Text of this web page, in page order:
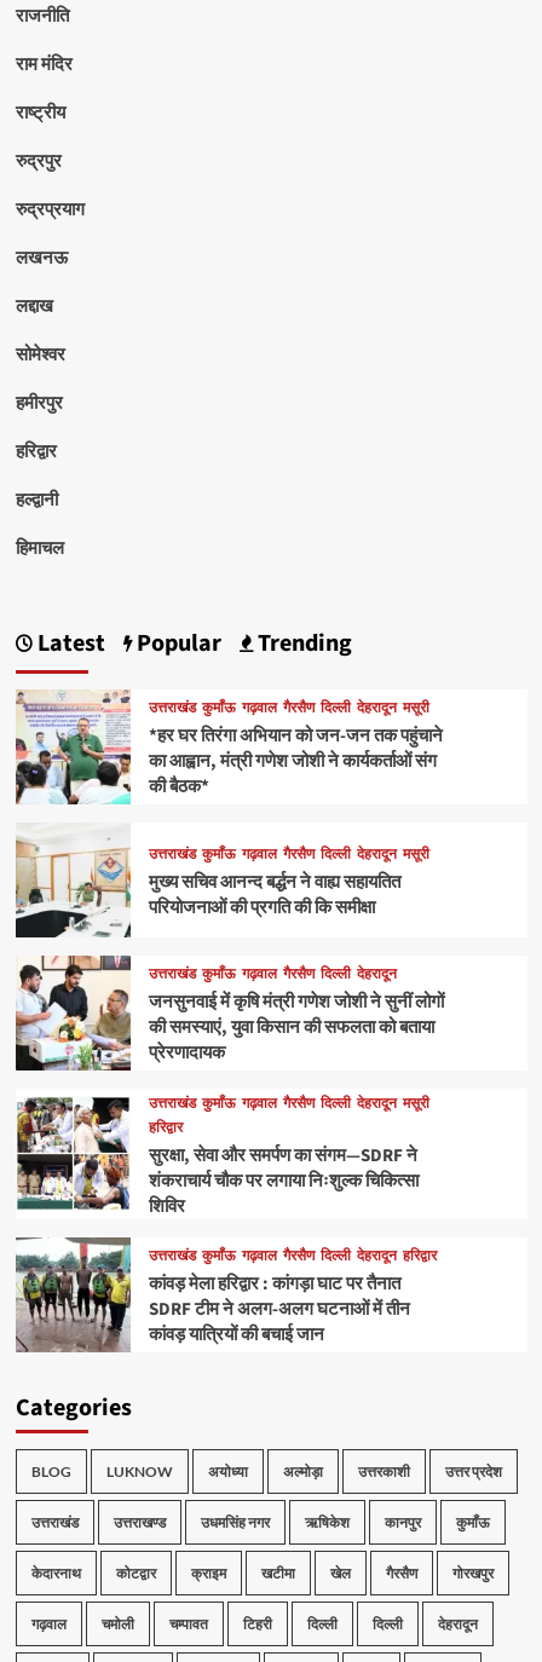
राजनीति
राम मंदिर
राष्ट्रीय
रुद्रपुर
रुद्रप्रयाग
लखनऊ
लद्दाख
सोमेश्वर
हमीरपुर
हरिद्वार
हल्द्वानी
हिमाचल
Latest Popular Trending
उत्तराखंड कुमाँऊ गढ़वाल गैरसैण दिल्ली देहरादून मसूरी
*हर घर तिरंगा अभियान को जन-जन तक पहुंचाने
का आह्वान, मंत्री गणेश जोशी ने कार्यकर्ताओं संग
की बैठक*
उत्तराखंड कुमाँऊ गढ़वाल गैरसैण दिल्ली देहरादून मसूरी
मुख्य सचिव आनन्द बर्द्धन ने वाह्य सहायतित
परियोजनाओं की प्रगति की कि समीक्षा
उत्तराखंड कुमाँऊ गढ़वाल गैरसैण दिल्ली देहरादून
जनसुनवाई में कृषि मंत्री गणेश जोशी ने सुनीं लोगों
की समस्याएं, युवा किसान की सफलता को बताया
प्रेरणादायक
उत्तराखंड कुमाँऊ गढ़वाल गैरसैण दिल्ली देहरादून मसूरी
हरिद्वार
सुरक्षा, सेवा और समर्पण का संगम—SDRF ने
शंकराचार्य चौक पर लगाया निःशुल्क चिकित्सा
शिविर
उत्तराखंड कुमाँऊ गढ़वाल गैरसैण दिल्ली देहरादून हरिद्वार
कांवड़ मेला हरिद्वार : कांगड़ा घाट पर तैनात
SDRF टीम ने अलग-अलग घटनाओं में तीन
कांवड़ यात्रियों की बचाई जान
Categories
BLOG LUKNOW अयोध्या अल्मोड़ा उत्तरकाशी उत्तर प्रदेश
उत्तराखंड उत्तराखण्ड उधमसिंह नगर ऋषिकेश कानपुर कुमाँऊ
केदारनाथ कोटद्वार क्राइम खटीमा खेल गैरसैण गोरखपुर
गढ़वाल चमोली चम्पावत टिहरी दिल्ली दिल्ली देहरादून